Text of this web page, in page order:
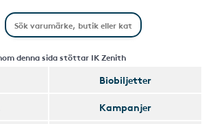
denna sida stöttar IK Zenith
Biobiljetter
Kampanjer